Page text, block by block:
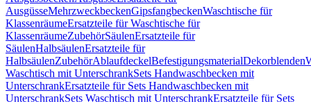
AusgüsseMehrzweckbeckenGipsfangbeckenWaschtische für
KlassenräumeErsatzteile für Waschtische für
KlassenräumeZubehörSäulenErsatzteile für
SäulenHalbsäulenErsatzteile für
HalbsäulenZubehörAblaufdeckelBefestigungsmaterialDekorblenden
Waschtisch mit UnterschrankSets Handwaschbecken mit
UnterschrankErsatzteile für Sets Handwaschbecken mit
UnterschrankSets Waschtisch mit UnterschrankErsatzteile für Sets